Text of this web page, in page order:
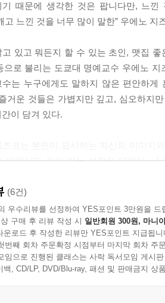
기 때문에 생각한 것은 팝니다만, 느
고 느낀 것을 너무 많이 말한” 우에노
있고 뭐든지 할 수 있는 초인, 맷집
으로 불리는 도쿄대 명예교수 우에노
수는 누구에게도 말하지 않은 편안하
거운 것들은 가볍지만 깊고, 심오하지
이 담겨 있다.
대해서도 깊이 있는 성찰을 담았다.
일등은 우에노 지즈코가 도쿄대학교에
정을 담아 옮겼다. “우에노라는 인물을
가 될 것”이라고 전한다.
인 이미지는 ‘일본에서 가장 무서운
(6건)
우수리뷰를 선정하여 YES포인트 3만원을 드
구매 후 리뷰 작성 시 일반회원 300원, 마니
운로드 후 작성한 리뷰만 YES포인트 지급됩니
번째 회차 주문확정 시점부터 마지막 회차 주
임으로 진행된 클래스는 사락 독서모임 게시
백, CD/LP, DVD/Blu-ray, 패션 및 판매금지 상